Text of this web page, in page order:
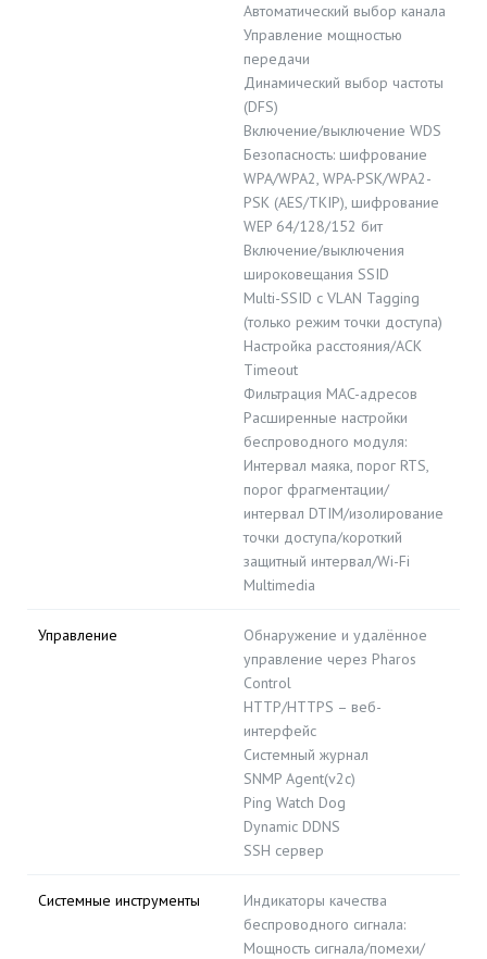
Автоматический выбор канала
Управление мощностью
передачи
Динамический выбор частоты
(DFS)
Включение/выключение WDS
Безопасность: шифрование
WPA/WPA2, WPA-PSK/WPA2-
PSK (AES/TKIP), шифрование
WEP 64/128/152 бит
Включение/выключения
широковещания SSID
Multi-SSID с VLAN Tagging
(только режим точки доступа)
Настройка расстояния/ACK
Timeout
Фильтрация MAC-адресов
Расширенные настройки
беспроводного модуля:
Интервал маяка, порог RTS,
порог фрагментации/
интервал DTIM/изолирование
точки доступа/короткий
защитный интервал/Wi-Fi
Multimedia
Управление
Обнаружение и удалённое
управление через Pharos
Control
HTTP/HTTPS – веб-
интерфейс
Системный журнал
SNMP Agent(v2c)
Ping Watch Dog
Dynamic DDNS
SSH сервер
Системные инструменты
Индикаторы качества
беспроводного сигнала:
Мощность сигнала/помехи/